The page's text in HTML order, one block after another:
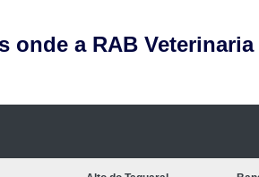
onde a RAB Veterinaria